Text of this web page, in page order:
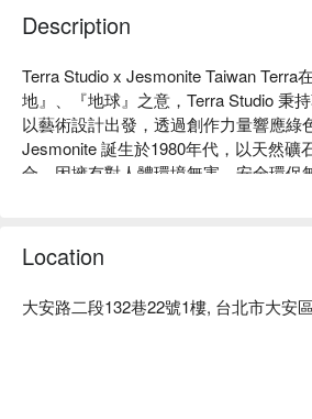
Description
Terra Studio x Jesmonite Taiwan Terra
地』、『地球』之意，Terra Studio 秉持
以藝術設計出發，透過創作力量響應綠
Jesmonite 誕生於1980年代，以天然礦
合，因擁有對人體環境無害、安全環保
質獎」、2022年則獲得「英國女王獎」
不僅是個環保媒材品牌，更是與世界連
Terra Studio x Jesmonite Taiwan 體驗內
Location
大安路二段132巷22號1樓, 台北市大安區